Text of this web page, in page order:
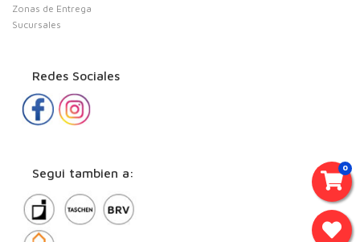
Zonas de Entrega
Sucursales
Redes Sociales
Segui tambien a: 0